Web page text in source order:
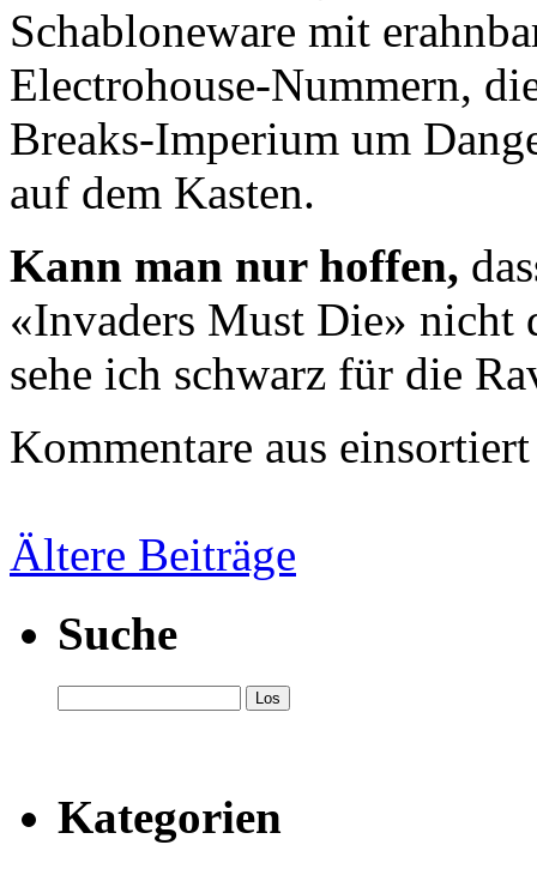
Schabloneware mit
Electrohouse-Nummern,
Breaks-Imperium um
auf dem Kasten.
Kann man nur hoffen,
«Invaders Must Die» nicht
sehe ich schwarz für die
Kommentare aus
Ältere Beiträge
Suche
Kategorien